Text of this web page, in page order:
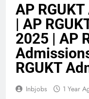
AP
| AP
2025 | AP
RGUKT
Inbjobs 1 Year